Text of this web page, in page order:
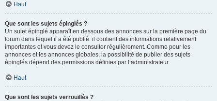
Haut
Que sont les sujets épinglés ?
Un sujet épinglé apparaît en dessous des annonces sur la première page du
forum dans lequel il a été publié. il contient des informations relativement
importantes et vous devez le consulter régulièrement. Comme pour les
annonces et les annonces globales, la possibilité de publier des sujets
épinglés dépend des permissions définies par l’administrateur.
Haut
Que sont les sujets verrouillés ?